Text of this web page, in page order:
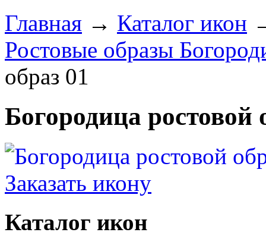
Главная → Каталог икон
Ростовые образы
образ 01
Богородица ростовой
Заказать икону
Каталог икон